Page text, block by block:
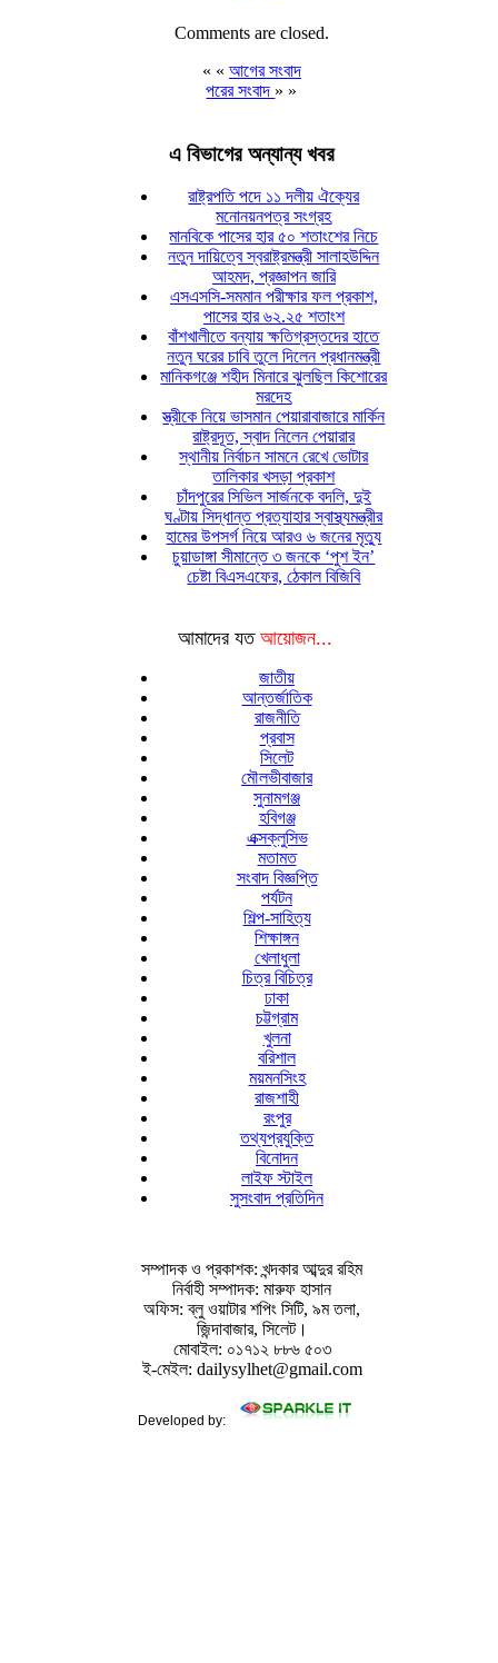
Comments are closed.
« « আগের সংবাদ
পরের সংবাদ » »
এ বিভাগের অন্যান্য খবর
রাষ্ট্রপতি পদে ১১ দলীয় ঐক্যের
মনোনয়নপত্র সংগ্রহ
মানবিকে পাসের হার ৫০ শতাংশের নিচে
নতুন দায়িত্বে স্বরাষ্ট্রমন্ত্রী সালাহউদ্দিন
আহমদ, প্রজ্ঞাপন জারি
এসএসসি-সমমান পরীক্ষার ফল প্রকাশ,
পাসের হার ৬২.২৫ শতাংশ
বাঁশখালীতে বন্যায় ক্ষতিগ্রস্তদের হাতে
নতুন ঘরের চাবি তুলে দিলেন প্রধানমন্ত্রী
মানিকগঞ্জে শহীদ মিনারে ঝুলছিল কিশোরের
মরদেহ
স্ত্রীকে নিয়ে ভাসমান পেয়ারাবাজারে মার্কিন
রাষ্ট্রদূত, স্বাদ নিলেন পেয়ারার
স্থানীয় নির্বাচন সামনে রেখে ভোটার
তালিকার খসড়া প্রকাশ
চাঁদপুরের সিভিল সার্জনকে বদলি, দুই
ঘণ্টায় সিদ্ধান্ত প্রত্যাহার স্বাস্থ্যমন্ত্রীর
হামের উপসর্গ নিয়ে আরও ৬ জনের মৃত্যু
চুয়াডাঙ্গা সীমান্তে ৩ জনকে ‘পুশ ইন’
চেষ্টা বিএসএফের, ঠেকাল বিজিবি
আমাদের যত আয়োজন...
জাতীয়
আন্তর্জাতিক
রাজনীতি
প্রবাস
সিলেট
মৌলভীবাজার
সুনামগঞ্জ
হবিগঞ্জ
এক্সক্লুসিভ
মতামত
সংবাদ বিজ্ঞপ্তি
পর্যটন
শিল্প-সাহিত্য
শিক্ষাঙ্গন
খেলাধুলা
চিত্র বিচিত্র
ঢাকা
চট্টগ্রাম
খুলনা
বরিশাল
ময়মনসিংহ
রাজশাহী
রংপুর
তথ্যপ্রযুক্তি
বিনোদন
লাইফ স্টাইল
সুসংবাদ প্রতিদিন
সম্পাদক ও প্রকাশক: খন্দকার আব্দুর রহিম
নির্বাহী সম্পাদক: মারুফ হাসান
অফিস: ব্লু ওয়াটার শপিং সিটি, ৯ম তলা,
জিন্দাবাজার, সিলেট।
মোবাইল: ০১৭১২ ৮৮৬ ৫০৩
ই-মেইল: dailysylhet@gmail.com
Developed by: